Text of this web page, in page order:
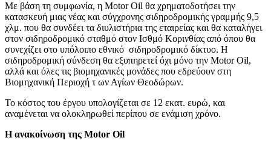
Με βάση τη συμφωνία, η Μotor Oil θα χρηματοδοτήσει την
κατασκευή μιας νέας και σύγχρονης σιδηροδρομικής γραμμής 9,5
χλμ. που θα συνδέει τα διυλιστήρια της εταιρείας και θα καταλήγει
στον σιδηροδρομικό σταθμό στον Ισθμό Κορινθίας από όπου θα
συνεχίζει στο υπόλοιπο εθνικό σιδηροδρομικό δίκτυο. Η
σιδηροδρομική σύνδεση θα εξυπηρετεί όχι μόνο την Motor Oil,
αλλά και όλες τις βιομηχανικές μονάδες που εδρεύουν στη
Βιομηχανική Περιοχή τ ων Αγίων Θεοδώρων.
Το κόστος του έργου υπολογίζεται σε 12 εκατ. ευρώ, και
αναμένεται να ολοκληρωθεί περίπου σε ενάμιση χρόνο.
H ανακοίνωση της Motor Oil